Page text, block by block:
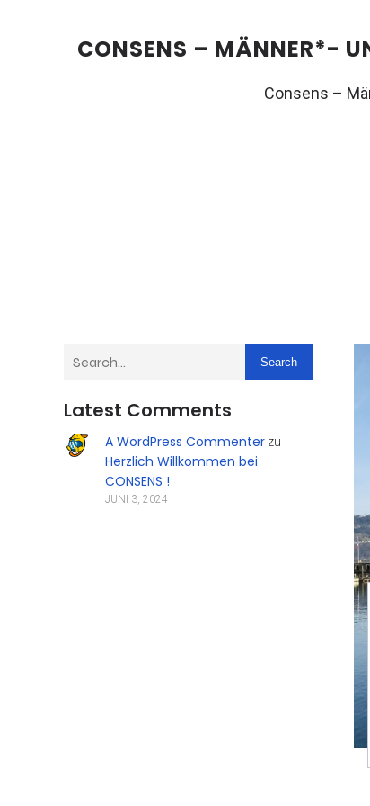
CONSENS – MÄNNER*-
Consens –
Search
Latest Comments
A WordPress Commenterzu
Herzlich Willkommen bei
CONSENS !
JUNI 3, 2024